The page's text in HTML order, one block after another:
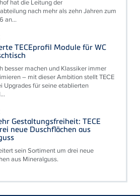
hat die Leitung der
nach mehr als zehn Jahren zum
an...
TECEprofil Module für WC
besser machen und Klassiker immer
– mit dieser Ambition stellt TECE
Upgrades für seine etablierten
Gestaltungsfreiheit: TECE
neue Duschflächen aus
sein Sortiment um drei neue
aus Mineralguss.